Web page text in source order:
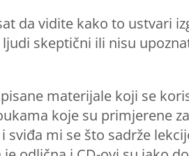
da vidite kako to ustvari
skeptični ili nisu
materijale koji se
koje su primjerene
sviđa mi se što sadrže